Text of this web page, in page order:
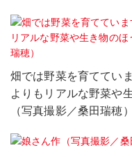
畑では野菜を育ててい
よりもリアルな野菜や
（写真撮影／桑田瑞穂）